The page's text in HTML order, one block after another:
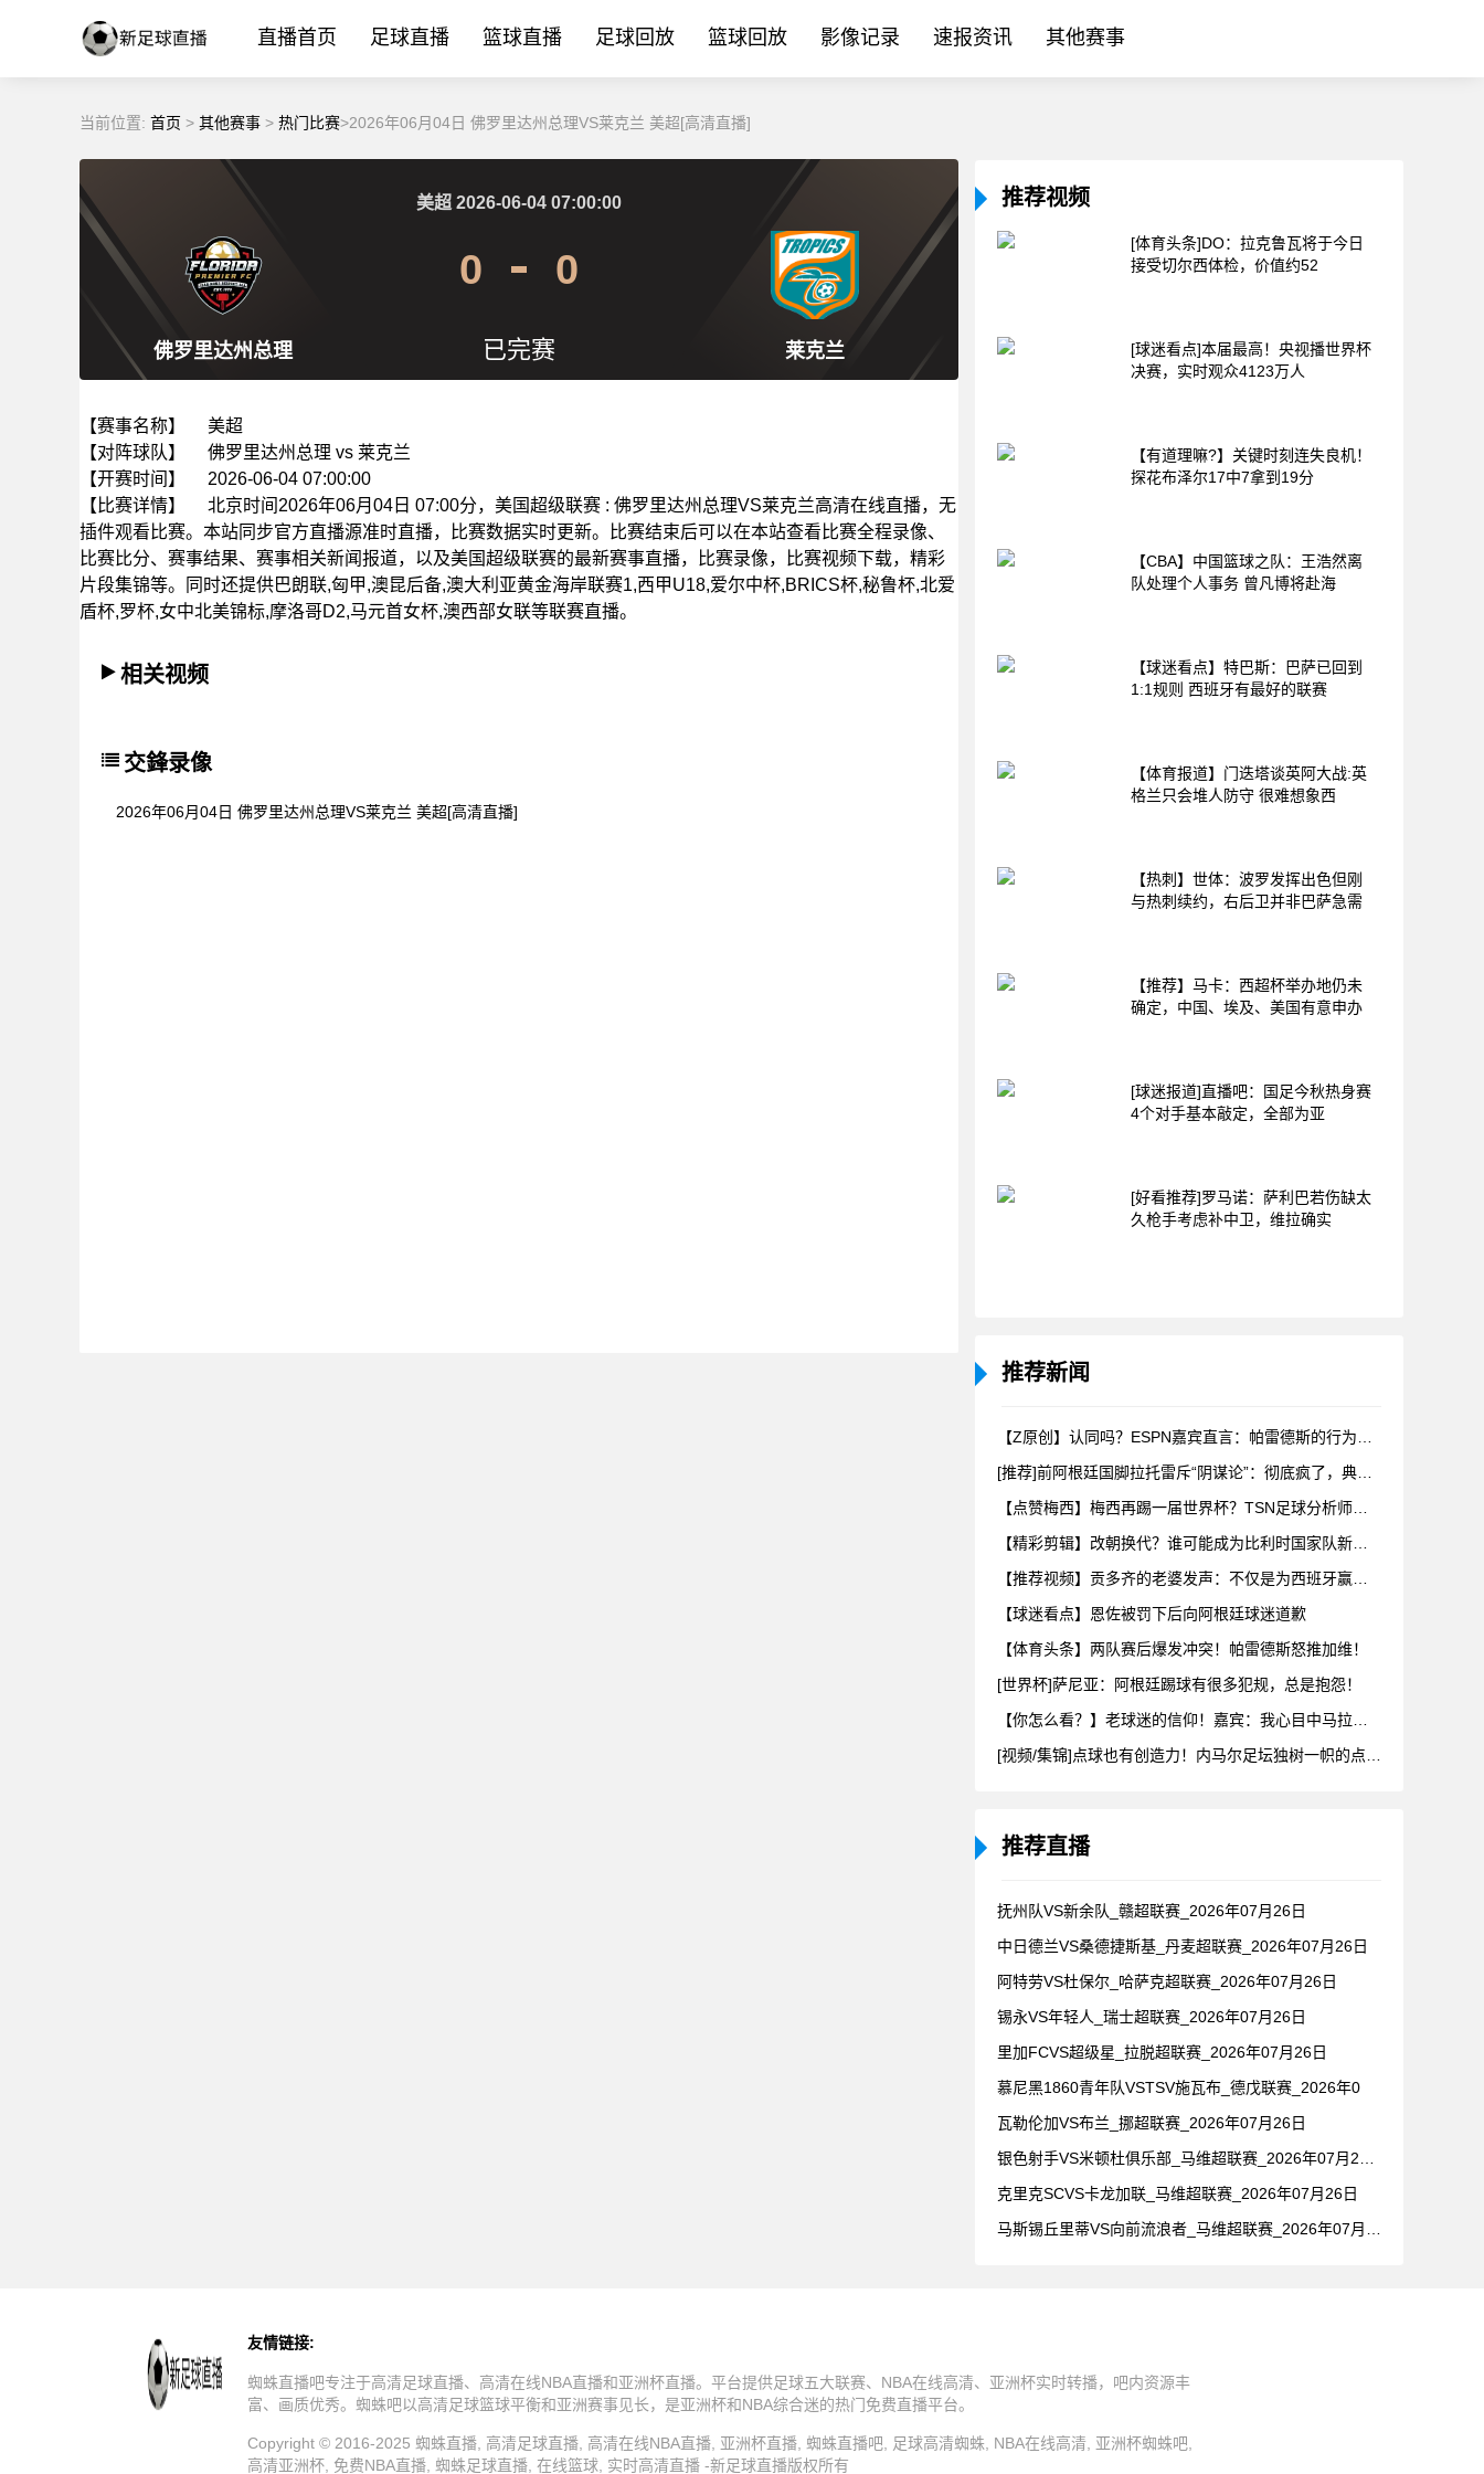
直播首页 足球直播 篮球直播 足球回放 篮球回放 影像记录 速报资讯 其他赛事
当前位置: 首页 > 其他赛事 > 热门比赛>2026年06月04日 佛罗里达州总理VS莱克兰 美超[高清直播]
佛罗里达州总理 莱克兰
美超 2026-06-04 07:00:00
0 0
已完赛
【赛事名称】
美超
【对阵球队】
佛罗里达州总理 vs 莱克兰
【开赛时间】
2026-06-04 07:00:00
【比赛详情】
北京时间2026年06月04日 07:00分，美国超级联赛 : 佛罗里达州总理VS莱克兰高清在线直播，无
插件观看比赛。本站同步官方直播源准时直播，比赛数据实时更新。比赛结束后可以在本站查看比赛全程录像、
比赛比分、赛事结果、赛事相关新闻报道，以及美国超级联赛的最新赛事直播，比赛录像，比赛视频下载，精彩
片段集锦等。同时还提供巴朗联,匈甲,澳昆后备,澳大利亚黄金海岸联赛1,西甲U18,爱尔中杯,BRICS杯,秘鲁杯,北爱
盾杯,罗杯,女中北美锦标,摩洛哥D2,马元首女杯,澳西部女联等联赛直播。
相关视频
交鋒录像
2026年06月04日 佛罗里达州总理VS莱克兰 美超[高清直播]
推荐视频
[体育头条]DO：拉克鲁瓦将于今日
接受切尔西体检，价值约52
[球迷看点]本届最高！央视播世界杯
决赛，实时观众4123万人
【有道理嘛?】关键时刻连失良机！
探花布泽尔17中7拿到19分
【CBA】中国篮球之队：王浩然离
队处理个人事务 曾凡博将赴海
【球迷看点】特巴斯：巴萨已回到
1:1规则 西班牙有最好的联赛
【体育报道】门迭塔谈英阿大战:英
格兰只会堆人防守 很难想象西
【热刺】世体：波罗发挥出色但刚
与热刺续约，右后卫并非巴萨急需
【推荐】马卡：西超杯举办地仍未
确定，中国、埃及、美国有意申办
[球迷报道]直播吧：国足今秋热身赛
4个对手基本敲定，全部为亚
[好看推荐]罗马诺：萨利巴若伤缺太
久枪手考虑补中卫，维拉确实
推荐新闻
【球迷看点】恩佐被罚下后向阿根廷球迷道歉
【体育头条】两队赛后爆发冲突！帕雷德斯怒推加维！
[世界杯]萨尼亚：阿根廷踢球有很多犯规，总是抱怨！
推荐直播
抚州队VS新余队_赣超联赛_2026年07月26日
中日德兰VS桑德捷斯基_丹麦超联赛_2026年07月26日
阿特劳VS杜保尔_哈萨克超联赛_2026年07月26日
锡永VS年轻人_瑞士超联赛_2026年07月26日
里加FCVS超级星_拉脱超联赛_2026年07月26日
慕尼黑1860青年队VSTSV施瓦布_德戊联赛_2026年0
瓦勒伦加VS布兰_挪超联赛_2026年07月26日
克里克SCVS卡龙加联_马维超联赛_2026年07月26日
友情链接:
蜘蛛直播吧专注于高清足球直播、高清在线NBA直播和亚洲杯直播。平台提供足球五大联赛、NBA在线高清、亚洲杯实时转播，吧内资源丰
富、画质优秀。蜘蛛吧以高清足球篮球平衡和亚洲赛事见长，是亚洲杯和NBA综合迷的热门免费直播平台。
Copyright © 2016-2025 蜘蛛直播, 高清足球直播, 高清在线NBA直播, 亚洲杯直播, 蜘蛛直播吧, 足球高清蜘蛛, NBA在线高清, 亚洲杯蜘蛛吧,
高清亚洲杯, 免费NBA直播, 蜘蛛足球直播, 在线篮球, 实时高清直播 -新足球直播版权所有